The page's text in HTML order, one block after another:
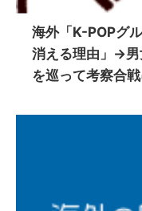
海外「K-POPグ
消える理由」→男
を巡って考察合戦